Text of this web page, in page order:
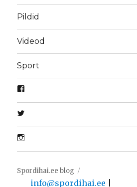
Pildid
Videod
Sport
Spordihai.ee blog
info@spordihai.ee